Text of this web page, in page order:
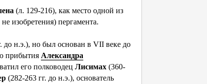
(л. 129-216), как место одной из
изобретения) пергамента.
до н.э.), но был основан в VII веке до
прибытия Александра
его полководец Лисимах (360-
(282-263 гг. до н.э.), основатель